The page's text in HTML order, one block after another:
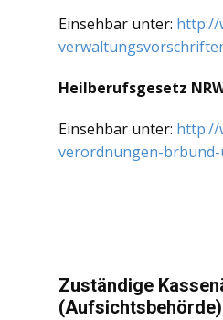
Einsehbar unter: http://
Heilberufsgesetz
Einsehbar unter: http://
verordnungen-
Zuständige